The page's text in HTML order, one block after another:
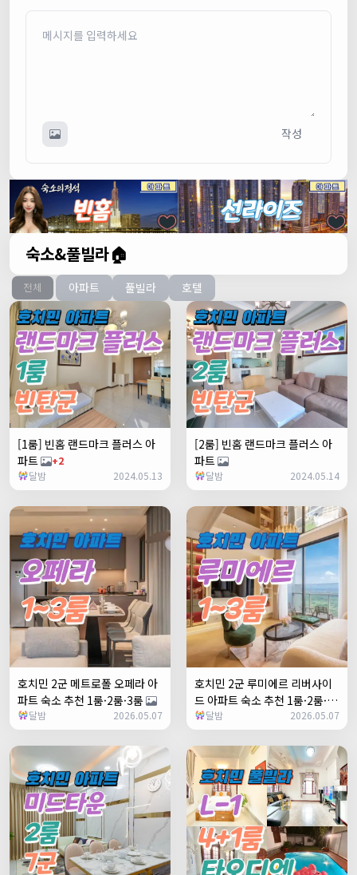
작성
숙소&풀빌라🏠
전체 아파트 풀빌라 호텔
[1룸] 빈홈 랜드마크 플러스 아
파트
+2
달밤
2024.05.13
[2룸] 빈홈 랜드마크 플러스 아
파트
달밤 2024.05.14
호치민 2군 메트로폴 오페라 아
파트 숙소 추천 1룸·2룸·3룸
달밤 2026.05.07
호치민 2군 루미에르 리버사이
드 아파트 숙소 추천 1룸·2룸·3
룸달밤 2026.05.07